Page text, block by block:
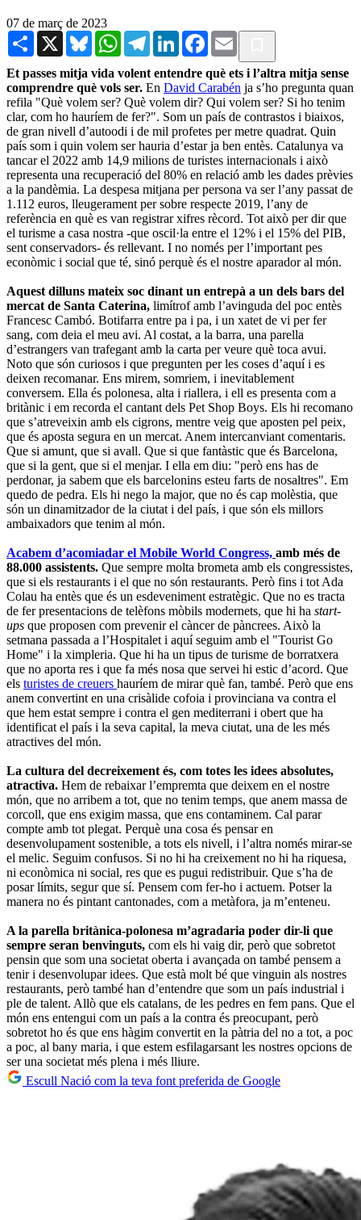
07 de març de 2023
Share X BlueskyWhatsAppTelegramLinkedInFacebook
Email
Et passes mitja vida volent entendre què ets i l’altra mitja sense
comprendre què vols ser. En David Carabén ja s’ho pregunta quan
refila "Què volem ser? Què volem dir? Qui volem ser? Si ho tenim
clar, com ho hauríem de fer?". Som un país de contrastos i biaixos,
de gran nivell d’autoodi i de mil profetes per metre quadrat. Quin
país som i quin volem ser hauria d’estar ja ben entès. Catalunya va
tancar el 2022 amb 14,9 milions de turistes internacionals i això
representa una recuperació del 80% en relació amb les dades prèvies
a la pandèmia. La despesa mitjana per persona va ser l’any passat de
1.112 euros, lleugerament per sobre respecte 2019, l’any de
referència en què es van registrar xifres rècord. Tot això per dir que
el turisme a casa nostra -que oscil·la entre el 12% i el 15% del PIB,
sent conservadors- és rellevant. I no només per l’important pes
econòmic i social que té, sinó perquè és el nostre aparador al món.
Aquest dilluns mateix soc dinant un entrepà a un dels bars del
mercat de Santa Caterina, limítrof amb l’avinguda del poc entès
Francesc Cambó. Botifarra entre pa i pa, i un xatet de vi per fer
sang, com deia el meu avi. Al costat, a la barra, una parella
d’estrangers van trafegant amb la carta per veure què toca avui.
Noto que són curiosos i que pregunten per les coses d’aquí i es
deixen recomanar. Ens mirem, somriem, i inevitablement
conversem. Ella és polonesa, alta i riallera, i ell es presenta com a
britànic i em recorda el cantant dels Pet Shop Boys. Els hi recomano
que s’atreveixin amb els cigrons, mentre veig que aposten pel peix,
que és aposta segura en un mercat. Anem intercanviant comentaris.
Que si amunt, que si avall. Que si que fantàstic que és Barcelona,
que si la gent, que si el menjar. I ella em diu: "però ens has de
perdonar, ja sabem que els barcelonins esteu farts de nosaltres". Em
quedo de pedra. Els hi nego la major, que no és cap molèstia, que
són un dinamitzador de la ciutat i del país, i que són els millors
ambaixadors que tenim al món.
Acabem d’acomiadar el Mobile World Congress, amb més de
88.000 assistents. Que sempre molta brometa amb els congressistes,
que si els restaurants i el que no són restaurants. Però fins i tot Ada
Colau ha entès que és un esdeveniment estratègic. Que no es tracta
de fer presentacions de telèfons mòbils modernets, que hi ha start-
ups que proposen com prevenir el càncer de pàncrees. Això la
setmana passada a l’Hospitalet i aquí seguim amb el "Tourist Go
Home" i la ximpleria. Que hi ha un tipus de turisme de borratxera
que no aporta res i que fa més nosa que servei hi estic d’acord. Que
els turistes de creuers hauríem de mirar què fan, també. Però que ens
anem convertint en una crisàlide cofoia i provinciana va contra el
que hem estat sempre i contra el gen mediterrani i obert que ha
identificat el país i la seva capital, la meva ciutat, una de les més
atractives del món.
La cultura del decreixement és, com totes les idees absolutes,
atractiva. Hem de rebaixar l’empremta que deixem en el nostre
món, que no arribem a tot, que no tenim temps, que anem massa de
corcoll, que ens exigim massa, que ens contaminem. Cal parar
compte amb tot plegat. Perquè una cosa és pensar en
desenvolupament sostenible, a tots els nivell, i l’altra només mirar-se
el melic. Seguim confusos. Si no hi ha creixement no hi ha riquesa,
ni econòmica ni social, res que es pugui redistribuir. Que s’ha de
posar límits, segur que sí. Pensem com fer-ho i actuem. Potser la
manera no és pintant cantonades, com a metàfora, ja m’enteneu.
A la parella britànica-polonesa m’agradaria poder dir-li que
sempre seran benvinguts, com els hi vaig dir, però que sobretot
pensin que som una societat oberta i avançada on també pensem a
tenir i desenvolupar idees. Que està molt bé que vinguin als nostres
restaurants, però també han d’entendre que som un país industrial i
ple de talent. Allò que els catalans, de les pedres en fem pans. Que el
món ens entengui com un país a la contra és preocupant, però
sobretot ho és que ens hàgim convertit en la pàtria del no a tot, a poc
a poc, al bany maria, i que estem esfilagarsant les nostres opcions de
ser una societat més plena i més lliure.
Escull Nació com la teva font preferida de Google